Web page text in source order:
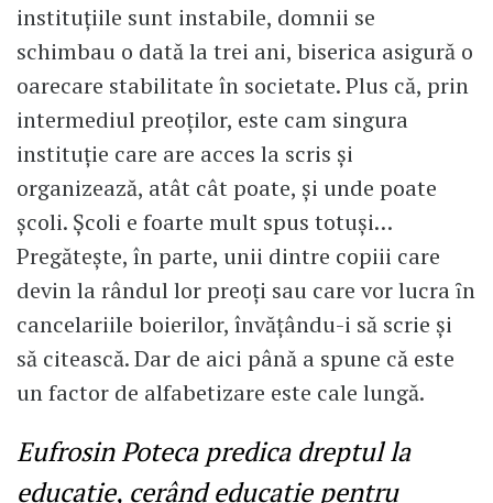
instituțiile sunt instabile, domnii se
schimbau o dată la trei ani, biserica asigură o
oarecare stabilitate în societate. Plus că, prin
intermediul preoților, este cam singura
instituție care are acces la scris și
organizează, atât cât poate, și unde poate
școli. Școli e foarte mult spus totuși…
Pregătește, în parte, unii dintre copiii care
devin la rândul lor preoți sau care vor lucra ȋn
cancelariile boierilor, învățându-i să scrie și
să citească. Dar de aici până a spune că este
un factor de alfabetizare este cale lungă.
Eufrosin Poteca predica dreptul la
educație, cerând educație pentru